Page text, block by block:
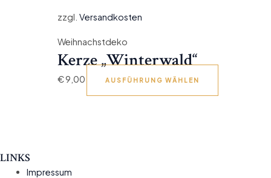
zzgl.Versandkosten
Weihnachstdeko
Kerze „Winterwald“
€9,00 AUSFÜHRUNG WÄHLEN
LINKS
Impressum